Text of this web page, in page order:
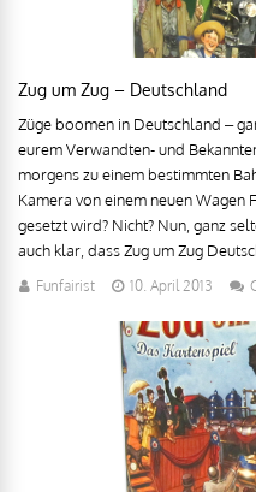
Zug um Zug – Deutschland
Züge boomen in Deutschland –
eurem Verwandten- und
morgens zu einem bestimmten
Kamera von einem neuen Wagen
gesetzt wird? Nicht? Nun, ganz
auch klar, dass Zug um Zug
Funfairist 10. April 2013